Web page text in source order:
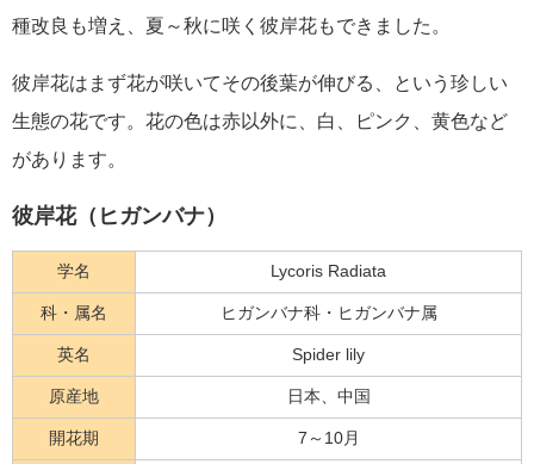
種改良も増え、夏～秋に咲く彼岸花もできました。
彼岸花はまず花が咲いてその後葉が伸びる、という珍しい
生態の花です。花の色は赤以外に、白、ピンク、黄色など
があります。
彼岸花（ヒガンバナ）
学名 Lycoris Radiata
科・属名 ヒガンバナ科・ヒガンバナ属
英名 Spider lily
原産地 日本、中国
開花期 7～10月